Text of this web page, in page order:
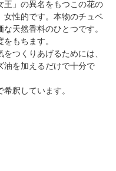
王」の異名をもつこの花の
女性的です。本物のチュベ
天然香料のひとつです。
もちます。
つくりあげるためには、
油を加えるだけで十分で
釈しています。